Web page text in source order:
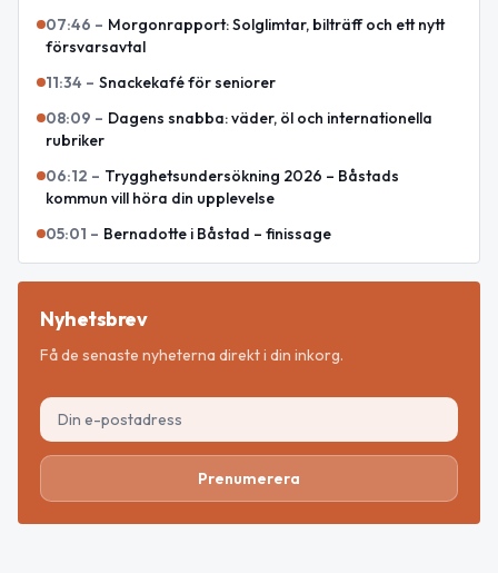
07:46 – Morgonrapport: Solglimtar, bilträff och ett nytt
försvarsavtal
11:34 – Snackekafé för seniorer
08:09 – Dagens snabba: väder, öl och internationella
rubriker
06:12 – Trygghetsundersökning 2026 – Båstads
kommun vill höra din upplevelse
05:01 – Bernadotte i Båstad – finissage
Nyhetsbrev
Få de senaste nyheterna direkt i din inkorg.
Prenumerera